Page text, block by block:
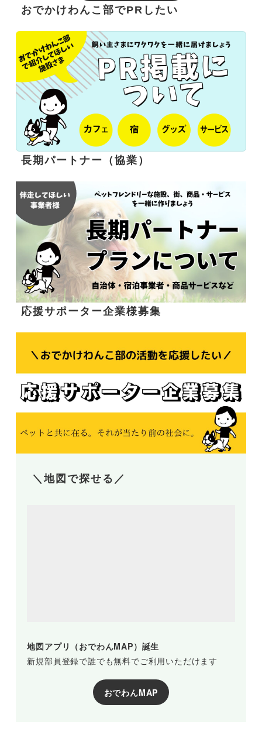
おでかけわんこ部でPRしたい
長期パートナー（協業）
応援サポーター企業様募集
＼地図で探せる／
地図アプリ（おでわんMAP）誕生
新規部員登録で誰でも無料でご利用いただけます
おでわんMAP